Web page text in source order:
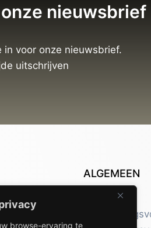
browse-ervaring te
nieuwsbrief
voor onze nieuwsbrief.
uitschrijven
ALGEMEEN
Contact